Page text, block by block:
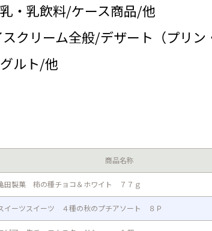
・乳飲料/ケース商品/他
クリーム全般/デザート（プリン
ルト/他
商品名称
田製菓 柿の種チョコ＆ホワイト ７７ｇ
イーツスイーツ ４種の秋のプチアソート ８Ｐ